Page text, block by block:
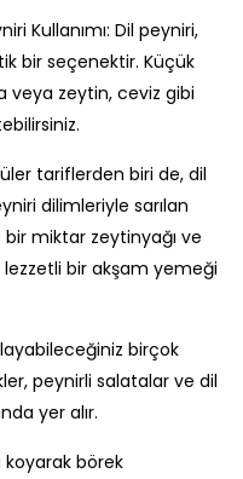
Kullanımı: Dil peyniri,
bir seçenektir. Küçük
veya zeytin, ceviz gibi
tariflerden biri de, dil
dilimleriyle sarılan
miktar zeytinyağı ve
lezzetli bir akşam yemeği
birçok
peynirli salatalar ve dil
yer alır.
koyarak börek